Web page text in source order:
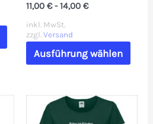
Dieses
Produkt
weist
Varianten
11,00 €-14,00 €
inkl. MwSt.
zzgl. Versand
Ausführung wählen